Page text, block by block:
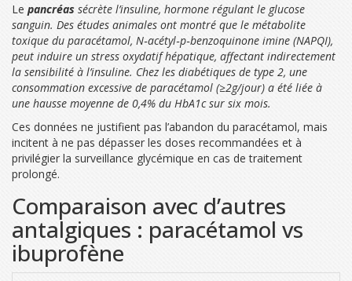
Le pancréas sécrète l’insuline, hormone régulant le glucose
sanguin. Des études animales ont montré que le métabolite
toxique du paracétamol, N‑acétyl‑p‑benzoquinone imine (NAPQI),
peut induire un stress oxydatif hépatique, affectant indirectement
la sensibilité à l’insuline. Chez les diabétiques de type 2, une
consommation excessive de paracétamol (≥2g/jour) a été liée à
une hausse moyenne de 0,4% du HbA1c sur six mois.
Ces données ne justifient pas l’abandon du paracétamol, mais
incitent à ne pas dépasser les doses recommandées et à
privilégier la surveillance glycémique en cas de traitement
prolongé.
Comparaison avec d’autres
antalgiques : paracétamol vs
ibuprofène